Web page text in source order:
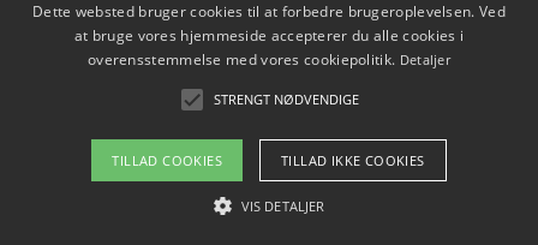
Copyright 2026 - Pilanto Aps
Om / kontakt
Blog Betingelser
Dette websted bruger cookies til at forbedre brugeroplevelsen. Ved
at bruge vores hjemmeside accepterer du alle cookies i
overensstemmelse med vores cookiepolitik. Detaljer
STRENGT NØDVENDIGE
TILLAD COOKIES TILLAD IKKE COOKIES
VIS DETALJER